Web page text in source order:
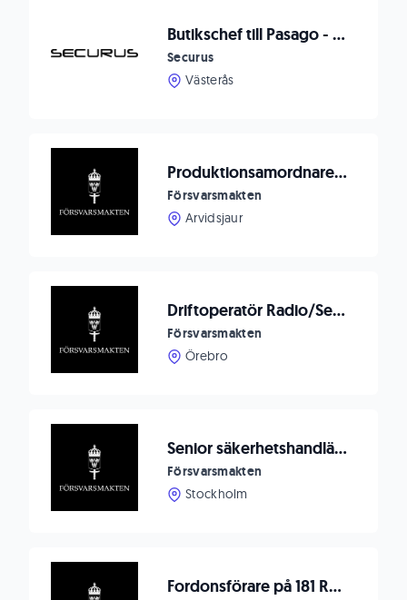
Butikschef till Pasago - Nyetablering inom Guldhandel i Västerås
Securus
Västerås
Produktionsamordnare till Arvidsjaur
Försvarsmakten
Arvidsjaur
Driftoperatör Radio/Sensor
Försvarsmakten
Örebro
Senior säkerhetshandläggare
Försvarsmakten
Stockholm
Fordonsförare på 181 Radarpluton, F16